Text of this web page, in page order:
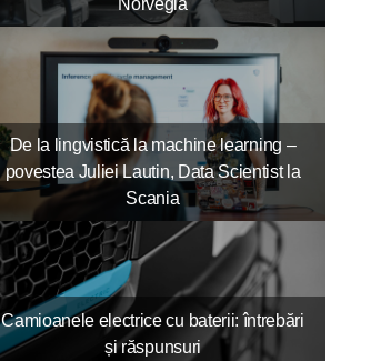
De la lingvistică la machine learning –
povestea Juliei Lautin, Data Scientist la
Scania
Camioanele electrice cu baterii: întrebări
și răspunsuri